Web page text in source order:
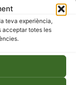
teva experiència,
acceptar totes les